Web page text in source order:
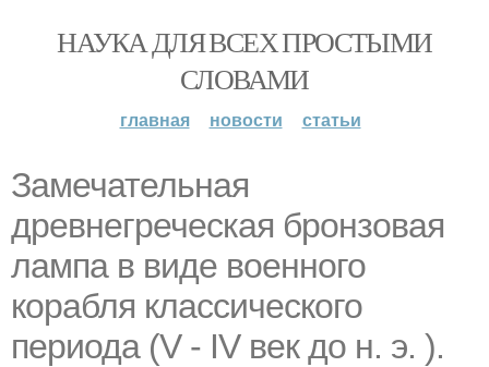
НАУКА ДЛЯ ВСЕХ ПРОСТЫМИ
СЛОВАМИ
главная новости статьи
Замечательная
древнегреческая бронзовая
лампа в виде военного
корабля классического
периода (V - IV век до н. э. ).